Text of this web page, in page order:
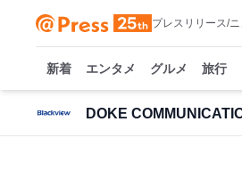
プレスリリース/
新着 エンタメ グルメ 旅行
DOKE